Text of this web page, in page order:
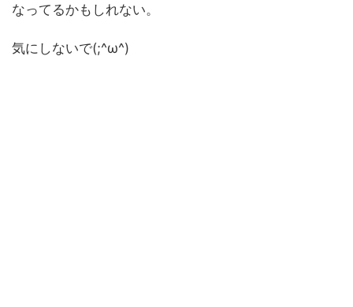
なってるかもしれない。
気にしないで(;^ω^)